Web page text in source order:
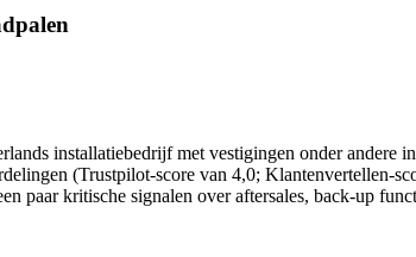
installatiebedrijf met vestigingen onder andere
(Trustpilot-score van 4,0; Klantenvertellen-
paar kritische signalen over aftersales, back-up